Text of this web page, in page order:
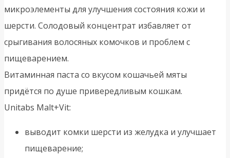
микроэлементы для улучшения состояния кожи и
шерсти. Солодовый концентрат избавляет от
срыгивания волосяных комочков и проблем с
пищеварением.
Витаминная паста со вкусом кошачьей мяты
придётся по душе привередливым кошкам.
Unitabs Malt+Vit:
выводит комки шерсти из желудка и улучшает
пищеварение;